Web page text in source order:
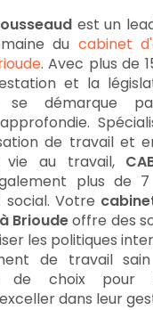
est un
du cabinet
. Avec plus de
et la
se démarque
de travail et
vie au travail,
plus de
social. Votre
Brioudeoffre des
les politiques
de travail
de choix pour
dans leur